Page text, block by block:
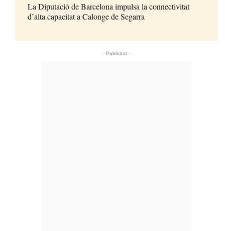
La Diputació de Barcelona impulsa la connectivitat
d’alta capacitat a Calonge de Segarra
- Publicitat -